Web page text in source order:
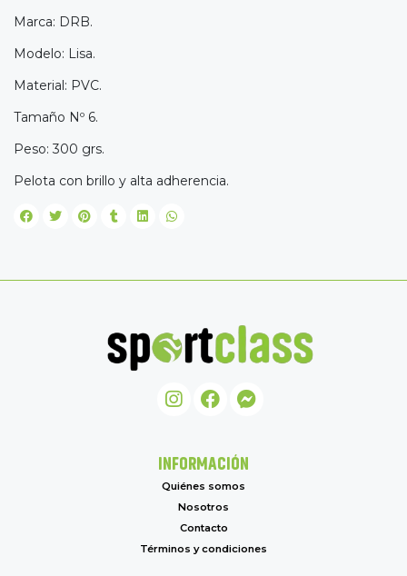
Marca: DRB.
Modelo: Lisa.
Material: PVC.
Tamaño Nº 6.
Peso: 300 grs.
Pelota con brillo y alta adherencia.
INFORMACIÓN
Quiénes somos
Nosotros
Contacto
Términos y condiciones